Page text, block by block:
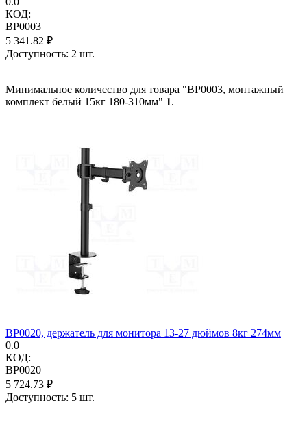
КОД:
BP0003
5 341.82 ₽
Доступность: 2 шт.
Минимальное количество для товара "BP0003, монтажный
комплект белый 15кг 180-310мм" 1.
BP0020, держатель для монитора 13-27 дюймов 8кг 274мм
0.0
КОД:
BP0020
5 724.73 ₽
Доступность: 5 шт.